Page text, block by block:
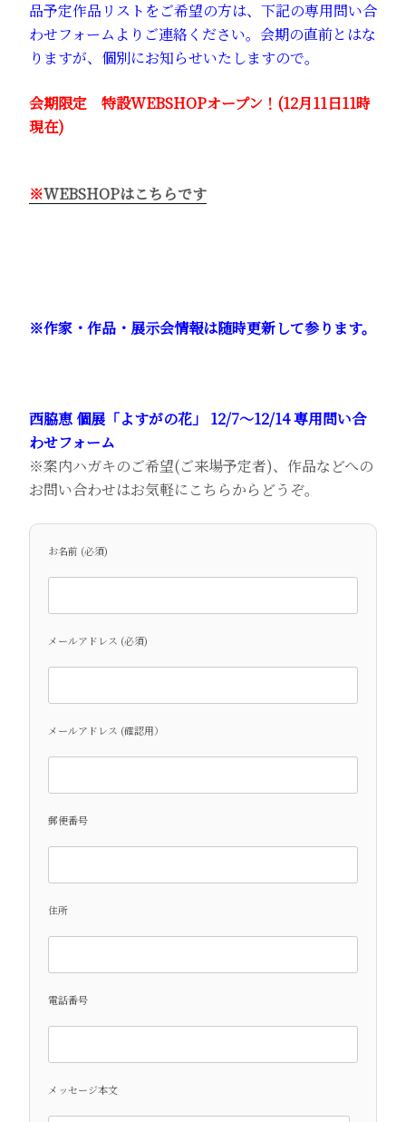
品予定作品リストをご希望の方は、下記の専用問い合
わせフォームよりご連絡ください。会期の直前とはな
りますが、個別にお知らせいたしますので。
会期限定 特設WEBSHOPオープン！(12月11日11時
現在)
※WEBSHOPはこちらです
※作家・作品・展示会情報は随時更新して参ります。
西脇恵 個展「よすがの花」 12/7～12/14 専用問い合
わせフォーム
※案内ハガキのご希望(ご来場予定者)、作品などへの
お問い合わせはお気軽にこちらからどうぞ。
お名前 (必須)
メールアドレス (必須)
メールアドレス (確認用）
郵便番号
住所
電話番号
メッセージ本文